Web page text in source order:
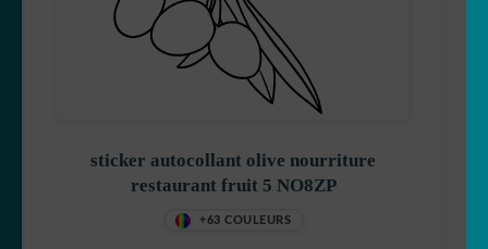
sticker autocollant olive nourriture
restaurant fruit 5 NO8ZP
+63 COULEURS